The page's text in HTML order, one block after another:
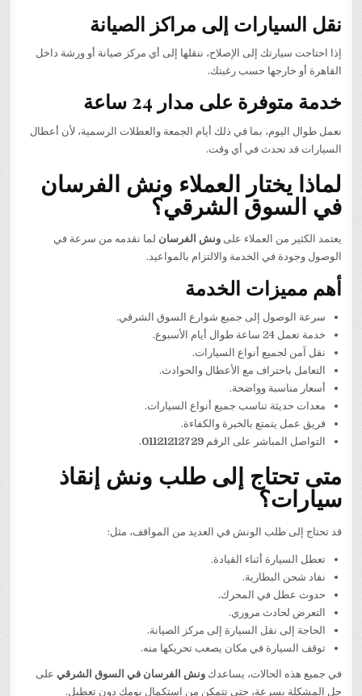
نقل السيارات إلى مراكز الصيانة
إذا احتاجت سيارتك إلى الإصلاح، ننقلها إلى أي مركز صيانة أو ورشة داخل
القاهرة أو خارجها حسب رغبتك.
خدمة متوفرة على مدار 24 ساعة
نعمل طوال اليوم، بما في ذلك أيام الجمعة والعطلات الرسمية، لأن أعطال
السيارات قد تحدث في أي وقت.
لماذا يختار العملاء ونش الفرسان
في السوق الشرقي؟
يعتمد الكثير من العملاء علىونش الفرسان لما نقدمه من سرعة في
الوصول وجودة في الخدمة والالتزام بالمواعيد.
أهم مميزات الخدمة
سرعة الوصول إلى جميع شوارع السوق الشرقي.
خدمة تعمل 24 ساعة طوال أيام الأسبوع.
نقل آمن لجميع أنواع السيارات.
التعامل باحتراف مع الأعطال والحوادث.
أسعار مناسبة وواضحة.
معدات حديثة تناسب جميع أنواع السيارات.
فريق عمل يتمتع بالخبرة والكفاءة.
التواصل المباشر على الرقم01121212729
.
متى تحتاج إلى طلب ونش إنقاذ
سيارات؟
قد تحتاج إلى طلب الونش في العديد من المواقف، مثل:
تعطل السيارة أثناء القيادة.
نفاد شحن البطارية.
حدوث عطل في المحرك.
التعرض لحادث مروري.
الحاجة إلى نقل السيارة إلى مركز الصيانة.
توقف السيارة في مكان يصعب تحريكها منه.
في جميع هذه الحالات، يساعدكونش الفرسان في السوق الشرقي على
حل المشكلة بسرعة، حتى تتمكن من استكمال يومك دون تعطيل.